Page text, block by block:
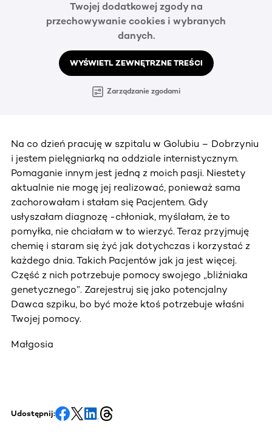
Twojej dodatkowej zgody na
przechowywanie cookies i wybranych
danych.
WYŚWIETL ZEWNĘTRZNE TREŚCI
Zarządzanie zgodami
Na co dzień pracuję w szpitalu w Golubiu – Dobrzyniu
i jestem pielęgniarką na oddziale internistycznym.
Pomaganie innym jest jedną z moich pasji. Niestety
aktualnie nie mogę jej realizować, ponieważ sama
zachorowałam i stałam się Pacjentem. Gdy
usłyszałam diagnozę -chłoniak, myślałam, że to
pomyłka, nie chciałam w to wierzyć. Teraz przyjmuję
chemię i staram się żyć jak dotychczas i korzystać z
każdego dnia. Takich Pacjentów jak ja jest więcej.
Część z nich potrzebuje pomocy swojego „bliźniaka
genetycznego”. Zarejestruj się jako potencjalny
Dawca szpiku, bo być może ktoś potrzebuje właśni
Twojej pomocy.
Małgosia
Udostępnij: